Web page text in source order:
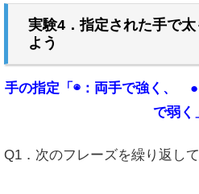
実験4．指定された手で
よう
手の指定「◉：両手で強く、
で弱く
Q1．次のフレーズを繰り返し